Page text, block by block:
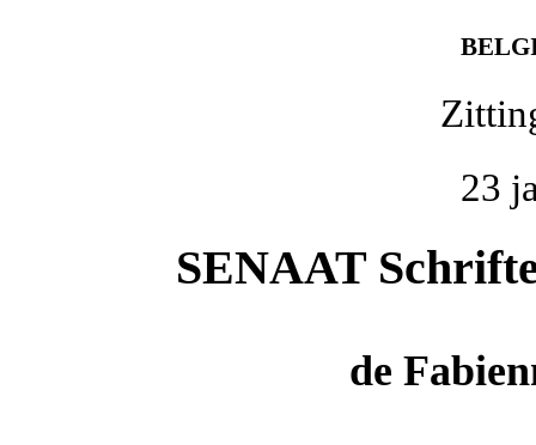
23
SENAAT
de